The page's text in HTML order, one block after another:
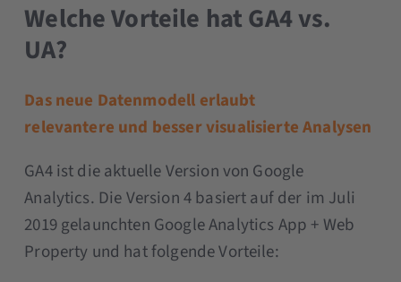
Welche Vorteile hat GA4 vs.
UA?
Das neue Datenmodell erlaubt
relevantere und besser visualisierte Analysen
GA4 ist die aktuelle Version von Google
Analytics. Die Version 4 basiert auf der im Juli
2019 gelaunchten Google Analytics App + Web
Property und hat folgende Vorteile: